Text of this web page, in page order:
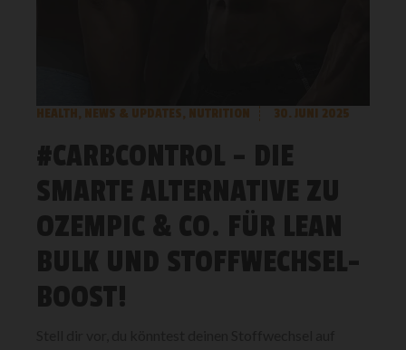
HEALTH, NEWS & UPDATES, NUTRITION 30. JUNI 2025
#CARBCONTROL – DIE
SMARTE ALTERNATIVE ZU
OZEMPIC & CO. FÜR LEAN
BULK UND STOFFWECHSEL-
BOOST!